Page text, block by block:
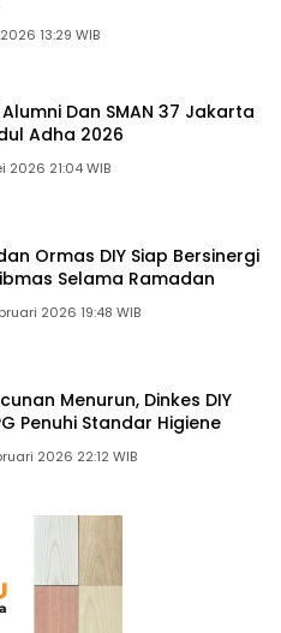
13:29 WIB
Dan SMAN 37 Jakarta
Adha 2026
2026 21:04 WIB
Ormas DIY Siap Bersinergi
Selama Ramadan
2026 19:48 WIB
Menurun, Dinkes DIY
Penuhi Standar Higiene
2026 22:12 WIB